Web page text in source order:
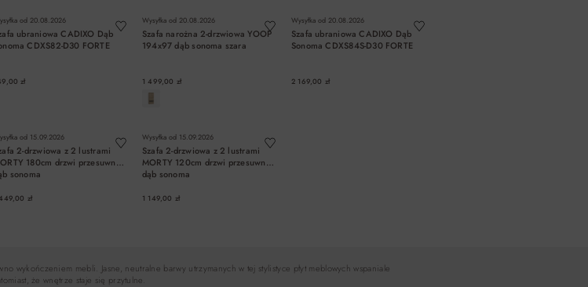
od 20.08.2026
ubraniowa CADIXO Dąb
CDXS82-D30 FORTE
zł
Wysyłka od 20.08.2026
Szafa narożna 2-drzwiowa YOOP
194x97 dąb sonoma szara
1 499,00 zł
Wysyłka od 20.08.2026
Szafa ubraniowa CADIXO Dąb
Sonoma CDXS84S-D30 FORTE
2 169,00 zł
od 15.09.2026
2-drzwiowa z 2 lustrami
180cm drzwi przesuwne
sonoma
zł
Wysyłka od 15.09.2026
Szafa 2-drzwiowa z 2 lustrami
MORTY 120cm drzwi przesuwne
dąb sonoma
1 149,00 zł
wykończeniem mebli. Jasne, neutralne barwy utrzymanych w tej stylistyce płyt meblowych wspaniale
że wnętrze staje się przytulne.